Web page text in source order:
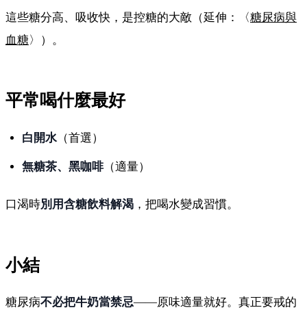
這些糖分高、吸收快，是控糖的大敵（延伸：〈糖尿病與
血糖〉）。
平常喝什麼最好
白開水（首選）
無糖茶、黑咖啡（適量）
口渴時別用含糖飲料解渴 ，把喝水變成習慣。
小結
糖尿病不必把牛奶當禁忌——原味適量就好。真正要戒的